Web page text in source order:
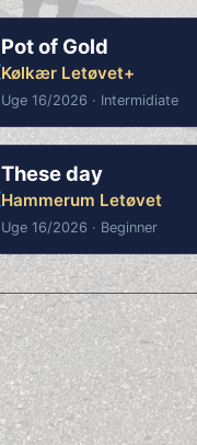
Pot of Gold
Kølkær Letøvet+
Uge 16/2026 · Intermidiate
These day
Hammerum Letøvet
Uge 16/2026 · Beginner